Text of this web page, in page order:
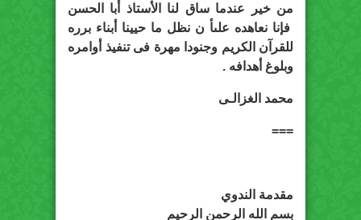
من خير عندما ساق لنا الأستاذ أبا الحسن
فإنا نعاهده علىأ ن نظل ما حيينا أبناء برره
للقرآن الكريم وجنودا مهرة فى تنفيذ أوامره
وبلوغ أهدافه .
محمد الغزالـى
===
مقدمة الندوي
بسم الله الرحمن الرحيم